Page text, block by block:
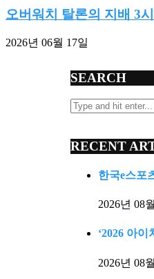
오버워치 탈론의 지배 3
2026년 06월 17일
SEARCH
RECENT
한국e스포
2026년 08
‘2026 아
2026년 08